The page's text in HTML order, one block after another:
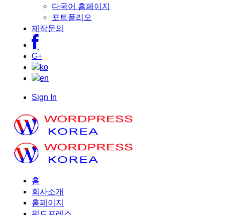
다국어 홈페이지
포트폴리오
제작문의
G+
Sign In
홈
회사소개
홈페이지